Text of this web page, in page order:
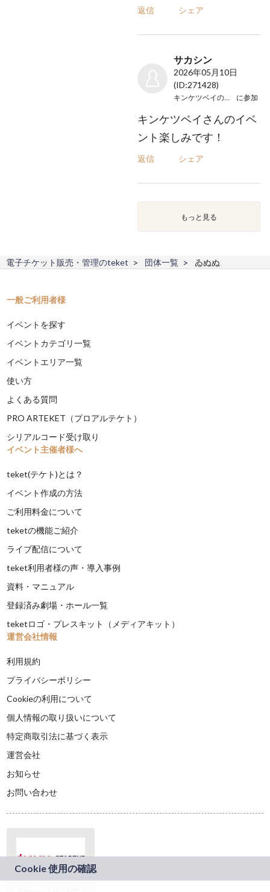
返信 シェア
サカシン
2026年05月10日
(ID:271428)
に参加
キンケツベイさんのイベ
ント楽しみです！
返信 シェア
もっと見る
電子チケット販売・管理のteket 団体一覧 ゐぬぬ
一般ご利用者様
イベントを探す
イベントカテゴリ一覧
イベントエリア一覧
使い方
よくある質問
PRO ARTEKET（プロアルテケト）
シリアルコード受け取り
イベント主催者様へ
teket(テケト)とは？
イベント作成の方法
ご利用料金について
teketの機能ご紹介
ライブ配信について
teket利用者様の声・導入事例
資料・マニュアル
登録済み劇場・ホール一覧
teketロゴ・プレスキット（メディアキット）
運営会社情報
利用規約
プライバシーポリシー
Cookieの利用について
個人情報の取り扱いについて
特定商取引法に基づく表示
運営会社
お知らせ
お問い合わせ